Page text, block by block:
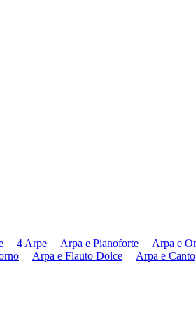
4 Arpe Arpa e Pianoforte Arpa e
Arpa e Flauto Dolce Arpa e Canto